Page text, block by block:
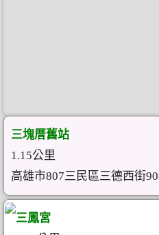
三塊厝舊站
1.15公里
高雄市807三民區三德西街
三鳳宮